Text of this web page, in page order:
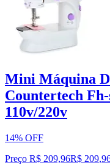
Mini Máquina
Countertech
110v/220v
14% OFF
Preço R$ 209,96R$ 209,